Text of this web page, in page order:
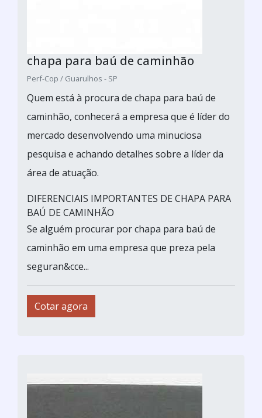
chapa para baú de caminhão
Perf-Cop / Guarulhos - SP
Quem está à procura de chapa para baú de
caminhão, conhecerá a empresa que é líder do
mercado desenvolvendo uma minuciosa
pesquisa e achando detalhes sobre a líder da
área de atuação.
DIFERENCIAIS IMPORTANTES DE CHAPA PARA
BAÚ DE CAMINHÃO
Se alguém procurar por chapa para baú de
caminhão em uma empresa que preza pela
seguran&cce...
Cotar agora